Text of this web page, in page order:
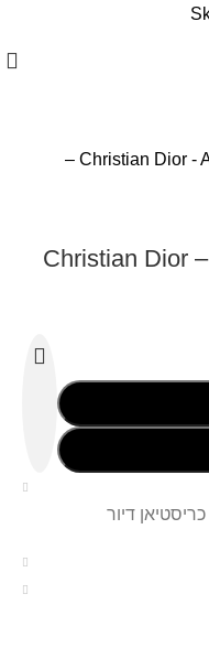
Christian Dior